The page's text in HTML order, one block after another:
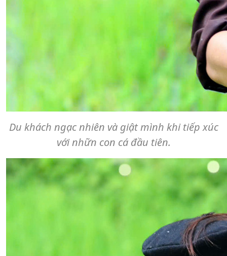
Du khách ngạc nhiên và giật mình khi tiếp xúc
với nhữn con cá đầu tiên.